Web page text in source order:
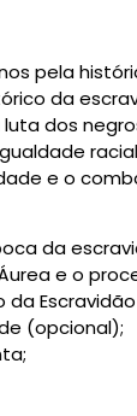
pela
da
dos
e o
da
e o
(opcional);